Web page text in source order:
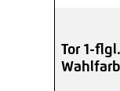
Tor 1-